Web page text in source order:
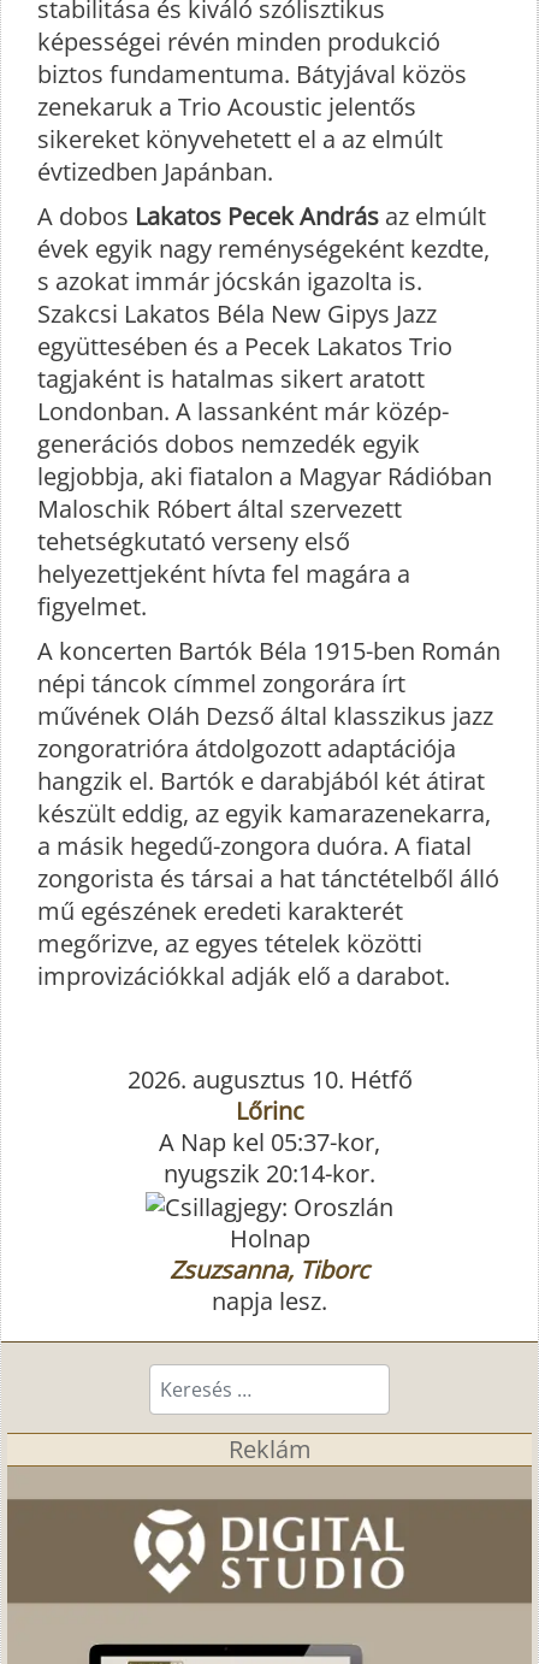
stabilitása és kiváló szólisztikus
képességei révén minden produkció
biztos fundamentuma. Bátyjával közös
zenekaruk a Trio Acoustic jelentős
sikereket könyvehetett el a az elmúlt
évtizedben Japánban.
A dobos Lakatos Pecek András az elmúlt
évek egyik nagy reménységeként kezdte,
s azokat immár jócskán igazolta is.
Szakcsi Lakatos Béla New Gipys Jazz
együttesében és a Pecek Lakatos Trio
tagjaként is hatalmas sikert aratott
Londonban. A lassanként már közép-
generációs dobos nemzedék egyik
legjobbja, aki fiatalon a Magyar Rádióban
Maloschik Róbert által szervezett
tehetségkutató verseny első
helyezettjeként hívta fel magára a
figyelmet.
A koncerten Bartók Béla 1915-ben Román
népi táncok címmel zongorára írt
művének Oláh Dezső által klasszikus jazz
zongoratrióra átdolgozott adaptációja
hangzik el. Bartók e darabjából két átirat
készült eddig, az egyik kamarazenekarra,
a másik hegedű-zongora duóra. A fiatal
zongorista és társai a hat tánctételből álló
mű egészének eredeti karakterét
megőrizve, az egyes tételek közötti
improvizációkkal adják elő a darabot.
2026. augusztus 10. Hétfő
Lőrinc
A Nap kel 05:37-kor,
nyugszik 20:14-kor.
Holnap
Zsuzsanna, Tiborc
napja lesz.
Keresés...
Reklám